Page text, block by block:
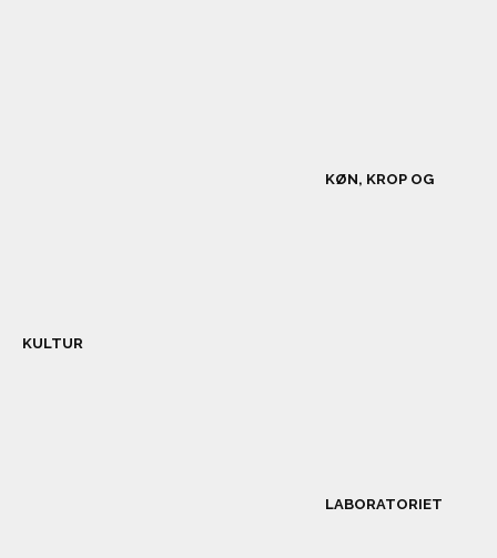
KØN, KROP OG
KULTUR
LABORATORIET